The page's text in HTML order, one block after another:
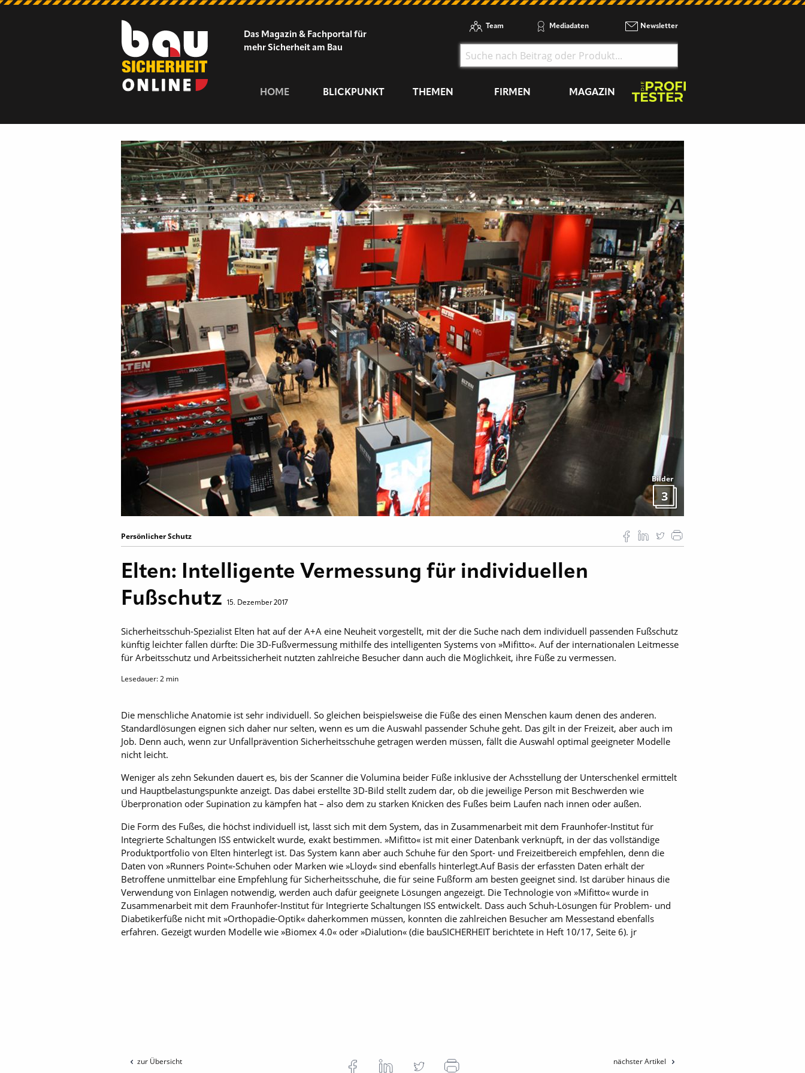
Das Magazin & Fachportal für
mehr Sicherheit am Bau
Team Mediadaten Newsletter
HOME BLICKPUNKT THEMEN FIRMEN MAGAZIN
Bilder
3
Persönlicher Schutz
Elten: Intelligente Vermessung für individuellen
Fußschutz
15. Dezember 2017
Sicherheitsschuh-Spezialist Elten hat auf der A+A eine Neuheit vorgestellt, mit der die Suche nach dem ­individuell passenden Fußschutz
künftig leichter fallen dürfte: Die 3D-Fußvermessung mithilfe des intelligenten Systems von »Mifitto«. Auf der internationalen Leitmesse
für Arbeitsschutz und Arbeitssicherheit nutzten zahlreiche Besucher dann auch die Möglichkeit, ihre Füße zu vermessen.
Lesedauer:2 min
Die menschliche Anatomie ist sehr individuell. So gleichen beispielsweise die Füße des einen Menschen kaum denen des anderen.
Standardlösungen eignen sich daher nur selten, wenn es um die Auswahl passender Schuhe geht. Das gilt in der Freizeit, aber auch im
Job. Denn auch, wenn zur Unfallprävention Sicherheitsschuhe getragen werden müssen, fällt die Auswahl optimal geeigneter Modelle
nicht leicht.
Weniger als zehn Sekunden dauert es, bis der Scanner die Volumina beider Füße inklusive der Achsstellung der Unterschenkel ermittelt
und Hauptbelastungspunkte anzeigt. Das dabei erstellte 3D-Bild stellt zudem dar, ob die jeweilige Person mit Beschwerden wie
Überpronation oder Supination zu kämpfen hat – also dem zu starken Knicken des Fußes beim Laufen nach innen oder außen.
Die Form des Fußes, die höchst individuell ist, lässt sich mit dem System, das in Zusammenarbeit mit dem Fraunhofer-Institut für
Integrierte Schaltungen ISS entwickelt wurde, exakt bestimmen. »Mifitto« ist mit einer Datenbank verknüpft, in der das vollständige
Produktportfolio von Elten hinterlegt ist. Das System kann aber auch Schuhe für den Sport- und Freizeitbereich empfehlen, denn die
Daten von »Runners Point«-Schuhen oder Marken wie »Lloyd« sind ebenfalls hinterlegt.Auf Basis der erfassten Daten erhält der
Betroffene unmittelbar eine Empfehlung für Sicherheitsschuhe, die für seine Fußform am besten geeignet sind. Ist darüber hinaus die
Verwendung von Einlagen notwendig, werden auch dafür geeignete Lösungen angezeigt. Die Technologie von »Mifitto« wurde in
Zusammenarbeit mit dem Fraunhofer-Institut für Integrierte Schaltungen ISS entwickelt. Dass auch Schuh-Lösungen für Problem- und
Diabetikerfüße nicht mit »Orthopädie-Optik« daherkommen müssen, konnten die zahlreichen Besucher am Messestand ebenfalls
erfahren. Gezeigt wurden Modelle wie »Biomex 4.0« oder »Dialution« (die bauSICHERHEIT berichtete in Heft 10/17, Seite 6). jr
zur Übersicht nächster Artikel